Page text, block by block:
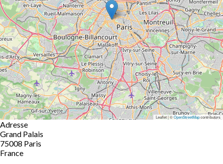
Leaflet | ©OpenStreetMapcontributors
Adresse
Grand Palais
75008 Paris
France